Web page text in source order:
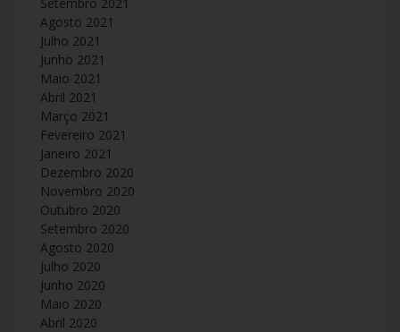
Agosto 2021
Julho 2021
Junho 2021
Maio 2021
Abril 2021
Março 2021
Fevereiro 2021
Janeiro 2021
Dezembro 2020
Novembro 2020
Outubro 2020
Setembro 2020
Agosto 2020
Julho 2020
Junho 2020
Maio 2020
Abril 2020